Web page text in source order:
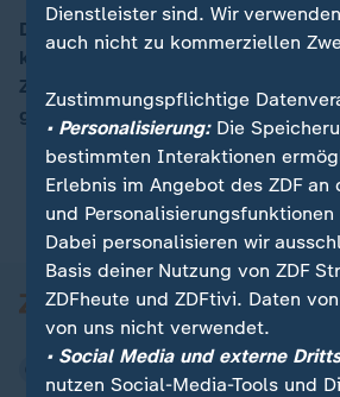
Die Staats- und Regierungschefs
kommen heute trotz der wieder
Zolldrohungen von US-Präsident
geplanten Sondergipfel in Brüssel
Dienstleister sind. Wir
auch nicht zu kommerziellen
Zustimmungspflichtige
• Personalisierung:Die
bestimmten Interaktionen
Erlebnis im Angebot des ZDF an
und
Dabei personalisieren wir
Basis deiner Nutzung von ZDF
ZDFheute und ZDFtivi. Daten
von uns nicht verwendet.
• Social Media und externe
nutzen Social-Media-Tools und